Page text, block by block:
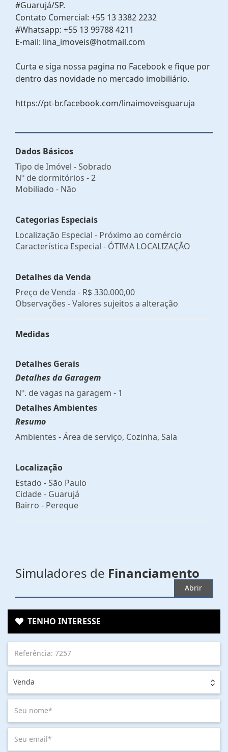
#Guarujá/SP.
Contato Comercial: +55 13 3382 2232
#Whatsapp: +55 13 99788 4211
E-mail: lina_imoveis@hotmail.com
Curta e siga nossa pagina no Facebook e fique por
dentro das novidade no mercado imobiliário.
https://pt-br.facebook.com/linaimoveisguaruja
Dados Básicos
Tipo de Imóvel - Sobrado
Nº de dormitórios - 2
Mobiliado - Não
Categorias Especiais
Localização Especial - Próximo ao comércio
Característica Especial - ÓTIMA LOCALIZAÇÃO
Detalhes da Venda
Preço de Venda - R$ 330.000,00
Observações - Valores sujeitos a alteração
Medidas
Detalhes Gerais
Detalhes da Garagem
Nº. de vagas na garagem - 1
Detalhes Ambientes
Resumo
Ambientes - Área de serviço, Cozinha, Sala
Localização
Estado -São Paulo
Cidade - Guarujá
Bairro - Pereque
Simuladores de Financiamento
Abrir
TENHO INTERESSE
Venda